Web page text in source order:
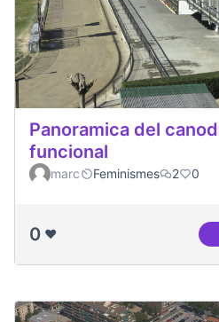
Panoramica del
funcional
marc Feminismes 2 0
0 ❤️